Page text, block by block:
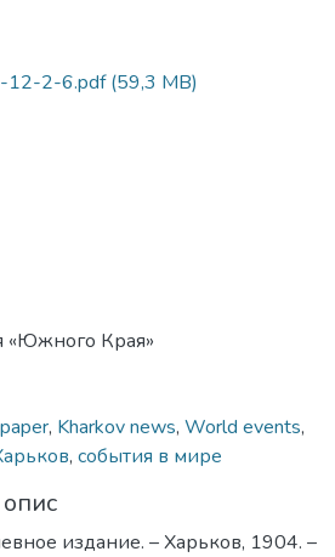
12-2-6.pdf(59,3 MB)
«Южного Края»
, Kharkov news, World events,
, события в мире
издание. – Харьков, 1904. –